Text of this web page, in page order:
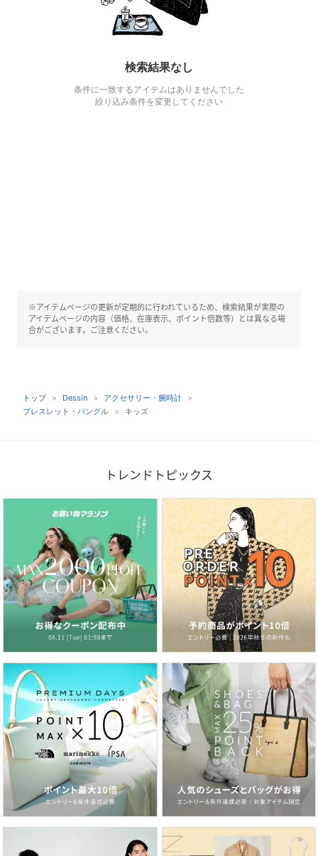
検索結果なし
条件に一致するアイテムはありませんでした
絞り込み条件を変更してください
※アイテムページの更新が定期的に行われているため、検索結果が実際の
アイテムページの内容（価格、在庫表示、ポイント倍数等）とは異なる場
合がございます。ご注意ください。
トップ Dessin
アクセサリー・腕時計
ブレスレット・バングル
キッズ
トレンドトピックス